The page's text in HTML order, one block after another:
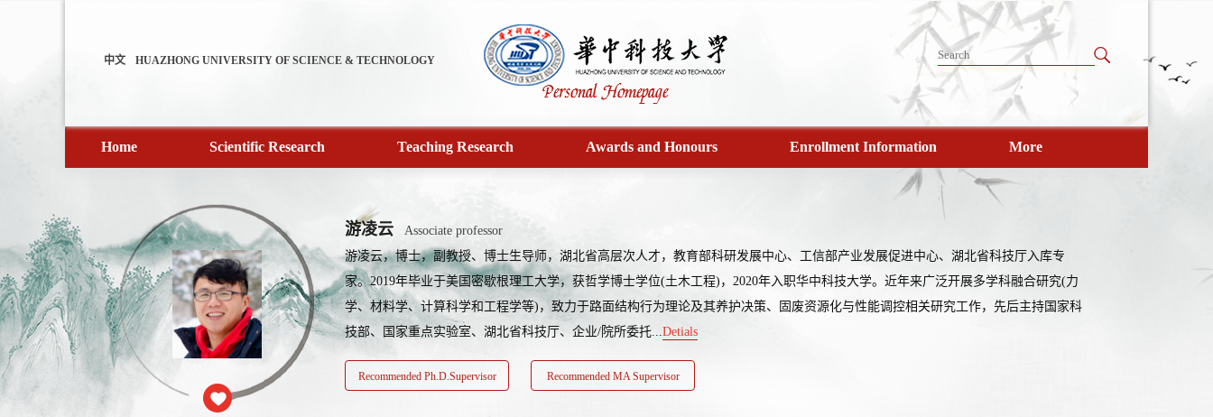
中文 HUAZHONG UNIVERSITY OF SCIENCE & TECHNOLOGY
Home Scientific Research Teaching Research Awards and Honours Enrollment Information More
游凌云
Associate professor
游凌云，博士，副教授、博士生导师，湖北省高层次人才，教育部科研发展中心、工信部产业发展促进中心、湖北省科技厅入库专
家。2019年毕业于美国密歇根理工大学，获哲学博士学位(土木工程)，2020年入职华中科技大学。近年来广泛开展多学科融合研究(力
学、材料学、计算科学和工程学等)，致力于路面结构行为理论及其养护决策、固废资源化与性能调控相关研究工作，先后主持国家科
技部、国家重点实验室、湖北省科技厅、企业/院所委托...Detials
Recommended Ph.D.Supervisor Recommended MA Supervisor